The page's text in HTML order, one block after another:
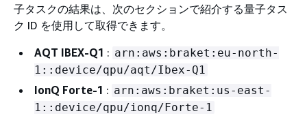
子タスクの結果は、次のセクションで紹介する量子タス
ク ID を使用して取得できます。
AQT IBEX-Q1 : arn:aws:braket:eu-north-
1::device/qpu/aqt/Ibex-Q1
IonQ Forte-1 : arn:aws:braket:us-east-
1::device/qpu/ionq/Forte-1